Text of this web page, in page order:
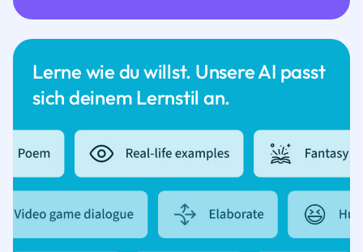
Lerne wie du willst. Unsere AI passt
sich deinem Lernstil an.